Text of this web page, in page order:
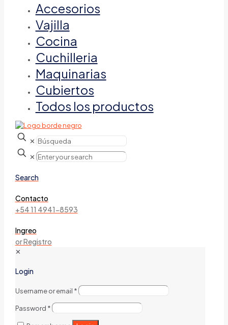
Accesorios
Vajilla
Cocina
Cuchilleria
Maquinarias
Cubiertos
Todos los productos
✕
✕
Search
Contacto
+54 11 4941-8593
Ingreo
or Registro
✕
Login
Username or email *
Password *